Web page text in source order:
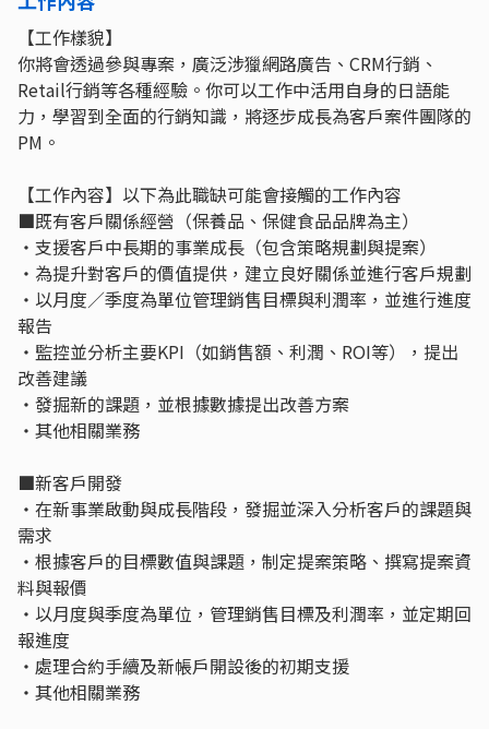
【工作樣貌】
你將會透過參與專案，廣泛涉獵網路廣告、CRM行銷、
Retail行銷等各種經驗。你可以工作中活用自身的日語能
力，學習到全面的行銷知識，將逐步成長為客戶案件團隊的
PM。
【工作內容】以下為此職缺可能會接觸的工作內容
■既有客戶關係經營（保養品、保健食品品牌為主）
・支援客戶中長期的事業成長（包含策略規劃與提案）
・為提升對客戶的價值提供，建立良好關係並進行客戶規劃
・以月度／季度為單位管理銷售目標與利潤率，並進行進度
報告
・監控並分析主要KPI（如銷售額、利潤、ROI等），提出
改善建議
・發掘新的課題，並根據數據提出改善方案
・其他相關業務
■新客戶開發
・在新事業啟動與成長階段，發掘並深入分析客戶的課題與
需求
・根據客戶的目標數值與課題，制定提案策略、撰寫提案資
料與報價
・以月度與季度為單位，管理銷售目標及利潤率，並定期回
報進度
・處理合約手續及新帳戶開設後的初期支援
・其他相關業務